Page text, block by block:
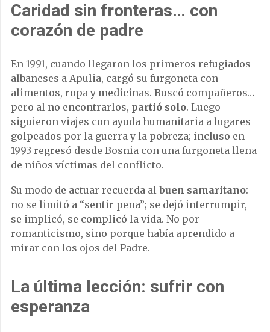
Caridad sin fronteras… con
corazón de padre
En 1991, cuando llegaron los primeros refugiados
albaneses a Apulia, cargó su furgoneta con
alimentos, ropa y medicinas. Buscó compañeros…
pero al no encontrarlos, partió solo. Luego
siguieron viajes con ayuda humanitaria a lugares
golpeados por la guerra y la pobreza; incluso en
1993 regresó desde Bosnia con una furgoneta llena
de niños víctimas del conflicto.
Su modo de actuar recuerda al buen samaritano:
no se limitó a “sentir pena”; se dejó interrumpir,
se implicó, se complicó la vida. No por
romanticismo, sino porque había aprendido a
mirar con los ojos del Padre.
La última lección: sufrir con
esperanza